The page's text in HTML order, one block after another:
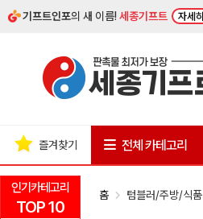
기프트인포의 새 이름!세종기프트 자세히
인기카테고리
TOP 10
즐겨찾기 전체 카테고리
홈 텀블러/주방/식품